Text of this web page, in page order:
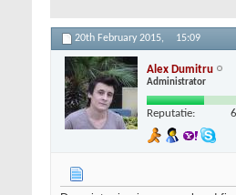
20th February 2015, 15:09
Alex Dumitru
Administrator
Reputatie: